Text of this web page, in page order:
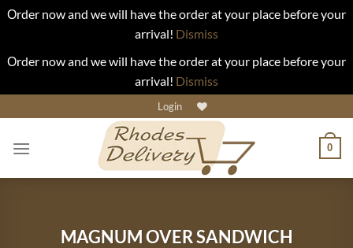
Οrder now and we will have the order at your place before your
arrival! Dismiss
Οrder now and we will have the order at your place before your
arrival! Dismiss
to
content
Login
0
MAGNUM OVER SANDWICH